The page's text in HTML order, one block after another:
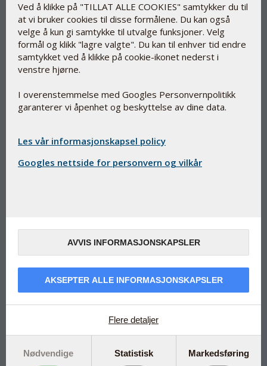
Det originale KiSel-10-produktet
med Q10 og selen
SelenoQ10
Kategori: Kosttilskudd
Særlig egnet også til middelaldrende og eldre personer
Fremstillt under dansk farmasøytisk kontroll
Kosttilskudd-kombinasjonen det stod skrevet om i avisutgaven
av Aftenposten 10.05.2024.
Ved å klikke på "TILLAT ALLE COOKIES" samtykker du til
at vi bruker cookies til disse formålene. Du kan også
velge å kun gi samtykke til utvalge funksjoner. Velg
formål og klikk "lagre valgte". Du kan til enhver tid endre
samtykket ved å klikke på cookie-ikonet nederst i
venstre hjørne.
I overenstemmelse med Googles Personvernpolitikk
garanterer vi åpenhet og beskyttelse av dine data.
Les vår informasjonskapsel policy
Googles nettside for personvern og vilkår
AVVIS INFORMASJONSKAPSLER
AKSEPTER ALLE INFORMASJONSKAPSLER
Flere detaljer
Nødvendige Statistisk Markedsføring